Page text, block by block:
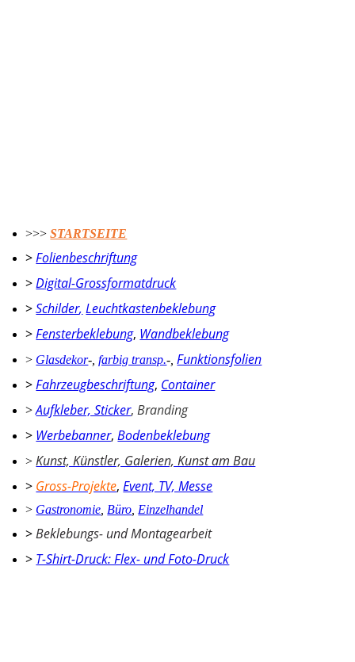
>>>STARTSEITE
>Folienbeschriftung
>Digital-Grossformatdruck
>Schilder, Leuchtkastenbeklebung
>Fensterbeklebung, Wandbeklebung
> Glasdekor- ,farbig transp.- Funktionsfolien
>Fahrzeugbeschriftung, Container
>Aufkleber, Sticker,Branding
> Werbebanner,Bodenbeklebung
> Kunst, Künstler, Galerien, Kunst am Bau
> Gross-Projekte,Event, TV, Messe
> Gastronomie Büro Einzelhandel
>Beklebungs- und Montagearbeit
> T-Shirt-Druck: Flex- und Foto-Druck